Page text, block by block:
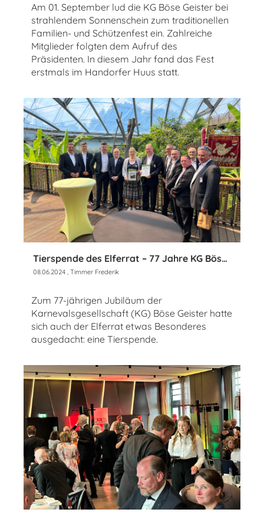
Am 01. September lud die KG Böse Geister bei
strahlendem Sonnenschein zum traditionellen
Familien- und Schützenfest ein. Zahlreiche
Mitglieder folgten dem Aufruf des
Präsidenten. In diesem Jahr fand das Fest
erstmals im Handorfer Huus statt.
Tierspende des Elferrat – 77 Jahre KG Böse Geister
08.06.2024 , Timmer Frederik
Zum 77-jährigen Jubiläum der
Karnevalsgesellschaft (KG) Böse Geister hatte
sich auch der Elferrat etwas Besonderes
ausgedacht: eine Tierspende.